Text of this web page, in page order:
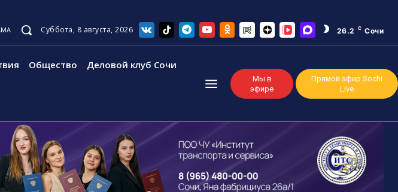
Суббота, 8 августа, 2026 26.2 C Сочи
Общество Деловой клуб Сочи
Мы в
эфире
Прямой эфир Sochi
Live